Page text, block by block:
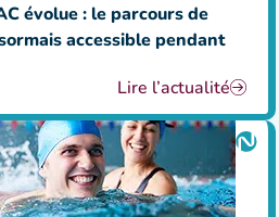
évolue : le parcours de
accessible pendant
Lire l’actualité